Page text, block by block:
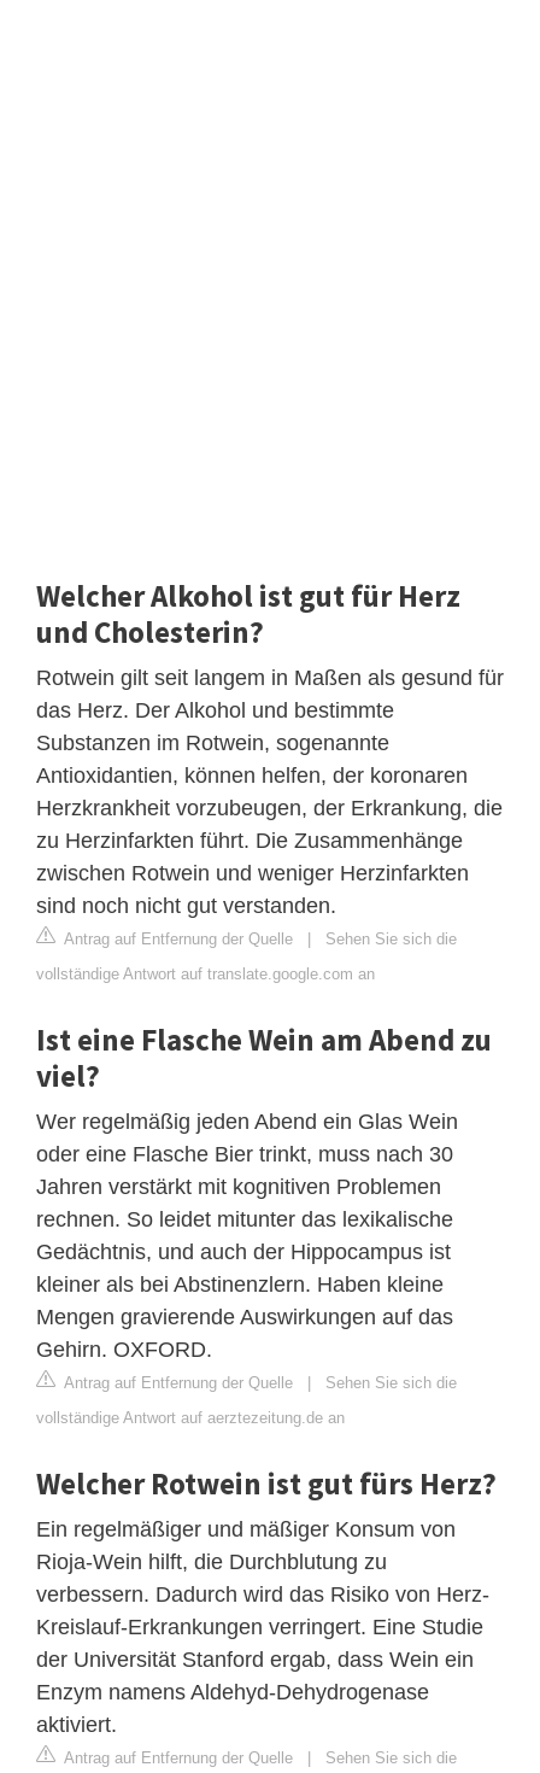
Welcher Alkohol ist gut für Herz
und Cholesterin?
Rotwein gilt seit langem in Maßen als gesund für
das Herz. Der Alkohol und bestimmte
Substanzen im Rotwein, sogenannte
Antioxidantien, können helfen, der koronaren
Herzkrankheit vorzubeugen, der Erkrankung, die
zu Herzinfarkten führt. Die Zusammenhänge
zwischen Rotwein und weniger Herzinfarkten
sind noch nicht gut verstanden.
Antrag auf Entfernung der Quelle | Sehen Sie sich die
vollständige Antwort auf translate.google.com an
Ist eine Flasche Wein am Abend zu
viel?
Wer regelmäßig jeden Abend ein Glas Wein
oder eine Flasche Bier trinkt, muss nach 30
Jahren verstärkt mit kognitiven Problemen
rechnen. So leidet mitunter das lexikalische
Gedächtnis, und auch der Hippocampus ist
kleiner als bei Abstinenzlern. Haben kleine
Mengen gravierende Auswirkungen auf das
Gehirn. OXFORD.
Antrag auf Entfernung der Quelle | Sehen Sie sich die
vollständige Antwort auf aerztezeitung.de an
Welcher Rotwein ist gut fürs Herz?
Ein regelmäßiger und mäßiger Konsum von
Rioja-Wein hilft, die Durchblutung zu
verbessern. Dadurch wird das Risiko von Herz-
Kreislauf-Erkrankungen verringert. Eine Studie
der Universität Stanford ergab, dass Wein ein
Enzym namens Aldehyd-Dehydrogenase
aktiviert.
Antrag auf Entfernung der Quelle | Sehen Sie sich die